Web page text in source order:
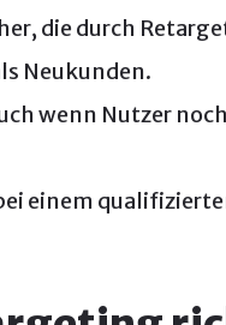
die durch
Neukunden.
wenn Nutzer
einem